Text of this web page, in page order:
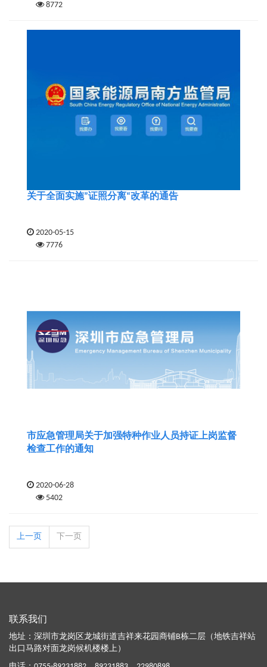
8772
关于全面实施”证照分离“改革的通告
2020-05-15
7776
市应急管理局关于加强特种作业人员持证上岗监督
检查工作的通知
2020-06-28
5402
上一页 下一页
联系我们
地址：深圳市龙岗区龙城街道吉祥来花园商铺B栋二层（地铁吉祥站
出口马路对面龙岗候机楼楼上）